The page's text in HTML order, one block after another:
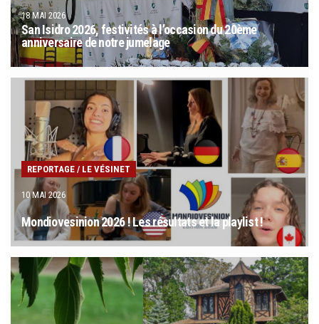
18 MAI 2026
San Isidro 2026, festivités à l’occasion du 20ème
anniversaire de notre jumelage
REPORTAGE / LE VÉSINET
10 MAI 2026
Mondiovesinion 2026 ! Les résultats et la playlist !